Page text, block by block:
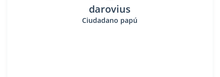
darovius
Ciudadano papú